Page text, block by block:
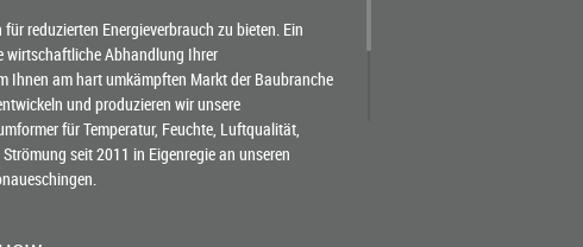
reduzierten Energieverbrauch zu bieten. Ein
wirtschaftliche Abhandlung Ihrer
Ihnen am hart umkämpften Markt der Baubranche
und produzieren wir unsere
für Temperatur, Feuchte, Luftqualität,
seit 2011 in Eigenregie an unseren